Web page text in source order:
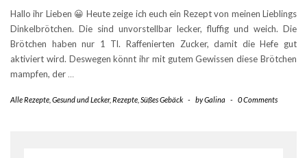
Hallo ihr Lieben 😀 Heute zeige ich euch ein Rezept von meinen Lieblings
Dinkelbrötchen. Die sind unvorstellbar lecker, fluffig und weich. Die
Brötchen haben nur 1 Tl. Raffenierten Zucker, damit die Hefe gut
aktiviert wird. Deswegen könnt ihr mit gutem Gewissen diese Brötchen
mampfen, der …
Alle Rezepte Gesund und Lecker, Rezepte Süßes Gebäck - byGalina - 0 Comments